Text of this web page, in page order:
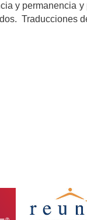
y permanencia
Traducciones